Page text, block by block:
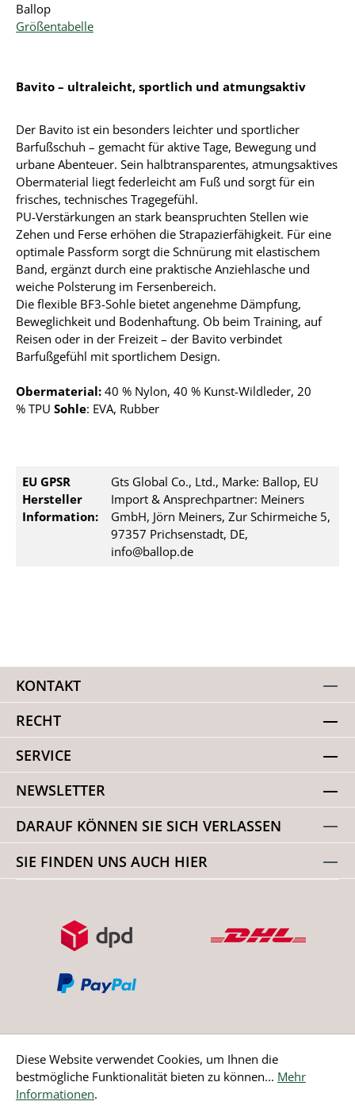
Ballop
Größentabelle
Bavito – ultraleicht, sportlich und atmungsaktiv
Der Bavito ist ein besonders leichter und sportlicher
Barfußschuh – gemacht für aktive Tage, Bewegung und
urbane Abenteuer. Sein halbtransparentes, atmungsaktives
Obermaterial liegt federleicht am Fuß und sorgt für ein
frisches, technisches Tragegefühl.
PU-Verstärkungen an stark beanspruchten Stellen wie
Zehen und Ferse erhöhen die Strapazierfähigkeit. Für eine
optimale Passform sorgt die Schnürung mit elastischem
Band, ergänzt durch eine praktische Anziehlasche und
weiche Polsterung im Fersenbereich.
Die flexible BF3-Sohle bietet angenehme Dämpfung,
Beweglichkeit und Bodenhaftung. Ob beim Training, auf
Reisen oder in der Freizeit – der Bavito verbindet
Barfußgefühl mit sportlichem Design.
Obermaterial: 40 % Nylon, 40 % Kunst-Wildleder, 20
% TPU Sohle: EVA, Rubber
EU GPSR
Hersteller
Information:
Gts Global Co., Ltd., Marke: Ballop, EU
Import & Ansprechpartner: Meiners
GmbH, Jörn Meiners, Zur Schirmeiche 5,
97357 Prichsenstadt, DE,
info@ballop.de
KONTAKT
RECHT
SERVICE
NEWSLETTER
DARAUF KÖNNEN SIE SICH VERLASSEN
SIE FINDEN UNS AUCH HIER
Bestellung widerrufen
Diese Website verwendet Cookies, um Ihnen die
bestmögliche Funktionalität bieten zu können... Mehr
Informationen.